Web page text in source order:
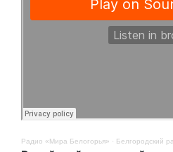
Радио «Мира Белогорья» · Белгородский